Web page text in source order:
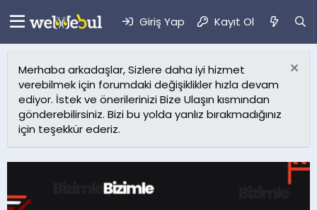
Giriş Yap Kayıt Ol
Merhaba arkadaşlar, Sizlere daha iyi hizmet
verebilmek için forumdaki değişiklikler hızla devam
ediyor. İstek ve önerilerinizi Bize Ulaşın kısmından
gönderebilirsiniz. Bizi bu yolda yanlız bırakmadığınız
için teşekkür ederiz.